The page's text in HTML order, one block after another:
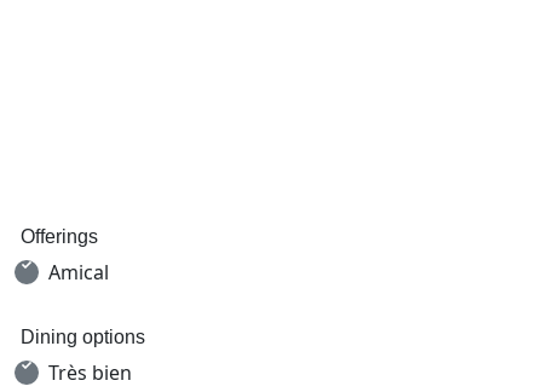
Offerings
Amical
Dining options
Très bien